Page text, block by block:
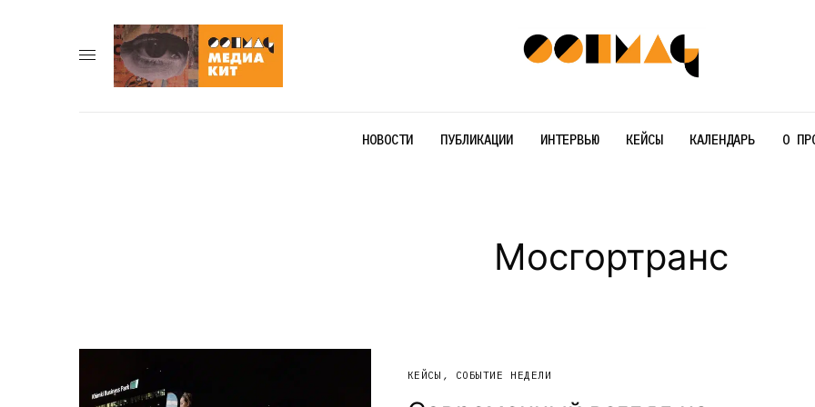
НОВОСТИ ПУБЛИКАЦИИ ИНТЕРВЬЮ КЕЙСЫ КАЛЕНДАРЬ О
Мосгортранс
КЕЙСЫ , СОБЫТИЕ НЕДЕЛИ